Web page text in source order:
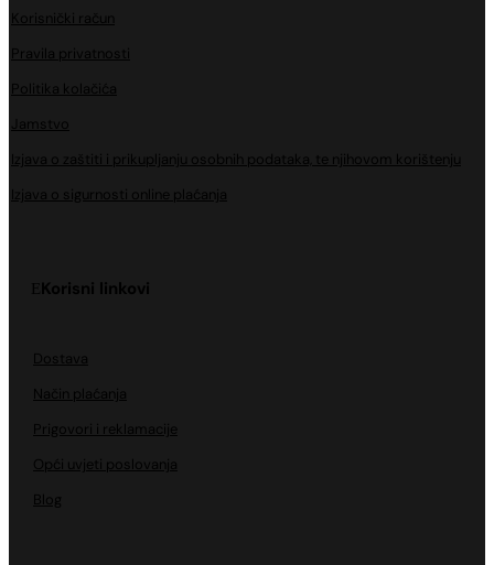
Korisnički račun
Pravila privatnosti
Politika kolačića
Jamstvo
Izjava o zaštiti i prikupljanju osobnih podataka, te njihovom korištenju
Izjava o sigurnosti online plaćanja
Korisni linkovi
Dostava
Način plaćanja
Prigovori i reklamacije
Opći uvjeti poslovanja
Blog